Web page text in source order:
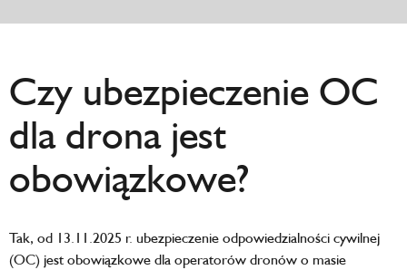
Czy ubezpieczenie OC
dla drona jest
obowiązkowe?
Tak, od 13.11.2025 r. ubezpieczenie odpowiedzialności cywilnej
(OC) jest obowiązkowe dla operatorów dronów o masie